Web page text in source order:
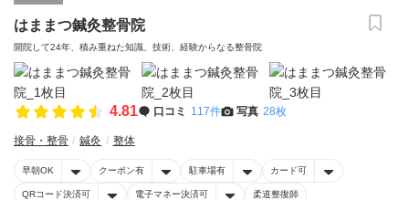
はままつ鍼灸整骨院
開院して24年、積み重ねた知識、技術、経験からなる整骨院
4.81 口コミ 117件 写真 28枚
接骨・整骨 鍼灸 整体
早朝OK クーポン有 駐車場有 カード可
QRコード決済可 電子マネー決済可 柔道整復師